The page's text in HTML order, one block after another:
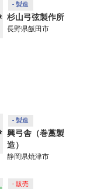
- 製造
杉山弓弦製作所
長野県飯田市
- 製造
興弓舎（巻藁製
造）
静岡県焼津市
- 販売